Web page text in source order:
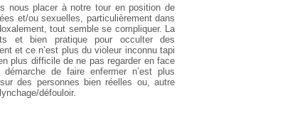
nous placer à notre tour en position de
et/ou sexuelles, particulièrement dans
tout semble se compliquer. La
et bien pratique pour occulter des
et ce n’est plus du violeur inconnu tapi
plus difficile de ne pas regarder enface
de faire enfermer n’est plus
des personnes bien réelles ou, autre
défouloir.